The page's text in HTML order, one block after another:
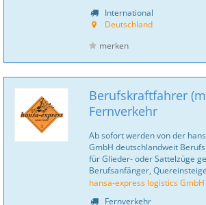
International
Deutschland
merken
Berufskraftfahrer
Fernverkehr
Ab sofort werden von der
GmbH deutschlandweit
für Glieder- oder Sattelzüge
Berufsanfänger,
hansa-express logistics GmbH
Fernverkehr